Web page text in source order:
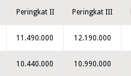
Peringkat II Peringkat III
11.490.000 12.190.000
10.440.000 10.990.000